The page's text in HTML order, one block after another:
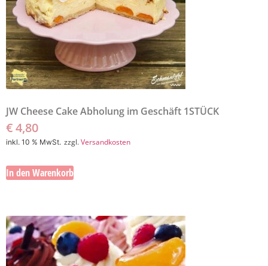
JW Cheese Cake Abholung im Geschäft 1STÜCK
€4,80
inkl. 10 % MwSt. zzgl.Versandkosten
In den Warenkorb